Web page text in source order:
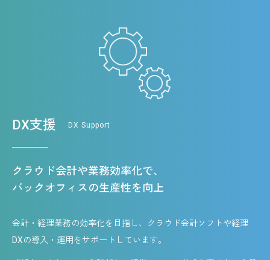
DX支援 DX Support
クラウド会計や業務効率化で、
バックオフィスの生産性を向上
会計・経理業務の効率化を目指し、クラウド会計ソフトや経理
DXの導入・運用をサポートしています。